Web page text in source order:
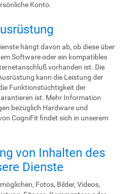
Konto.
hängt davon ab, ob diese über
Software oder ein kompatibles
vorhanden ist. Die
kann die Leistung der
Funktionstüchtigkeit der
ist. Mehr Information
bezüglich Hardware und
CogniFit findet sich in unserem
von Inhalten des
Dienste
Fotos, Bilder, Videos,